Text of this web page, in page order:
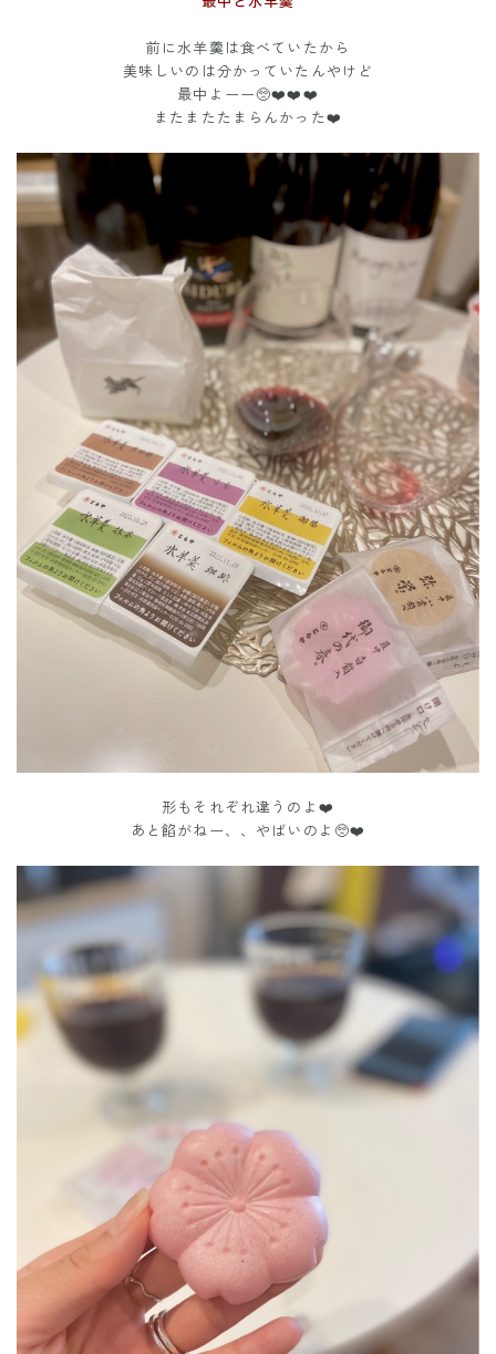
前に水羊羹は食べていたから
美味しいのは分かっていたんやけど
最中よーー🥺❤️❤️❤️
またまたたまらんかった❤️
形もそれぞれ違うのよ❤️
あと餡がねー、、やばいのよ🥺❤️